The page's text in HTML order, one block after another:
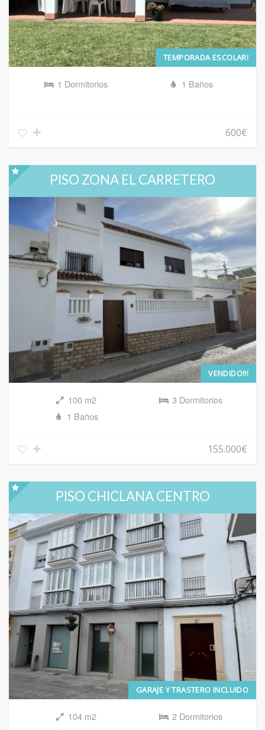
TEMPORADA ESCOLAR!
1 Dormitorios 1 Baños
600€
PISO ZONA EL CARRETERO
VENDIDO!!!
100 m2
3 Dormitorios
1 Baños
155.000€
PISO CHICLANA CENTRO
GARAJE Y TRASTERO INCLUIDO
104 m2
2 Dormitorios